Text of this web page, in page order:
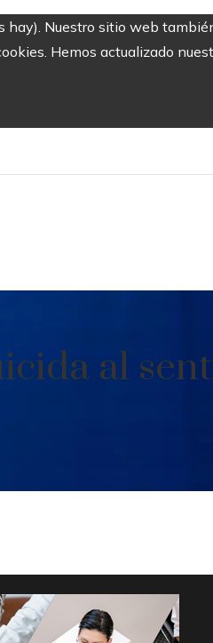
Nuestro sitio web
Hemos actualizado
al